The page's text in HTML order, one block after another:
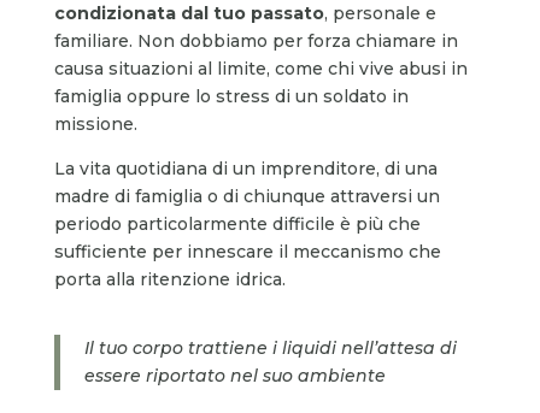
condizionata dal tuo passato, personale e
familiare. Non dobbiamo per forza chiamare in
causa situazioni al limite, come chi vive abusi in
famiglia oppure lo stress di un soldato in
missione.
La vita quotidiana di un imprenditore, di una
madre di famiglia o di chiunque attraversi un
periodo particolarmente difficile è più che
sufficiente per innescare il meccanismo che
porta alla ritenzione idrica.
Il tuo corpo trattiene i liquidi nell’attesa di
essere riportato nel suo ambiente